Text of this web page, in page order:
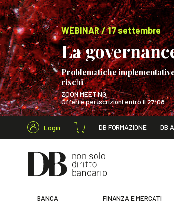
WEBINAR / 17 settembre
La
Problematiche
rischi
ZOOM MEETING
Offerte per iscrizioni entro il 27/08
Login DB FORMAZIONE DB
BANCA FINANZA E MERCATI